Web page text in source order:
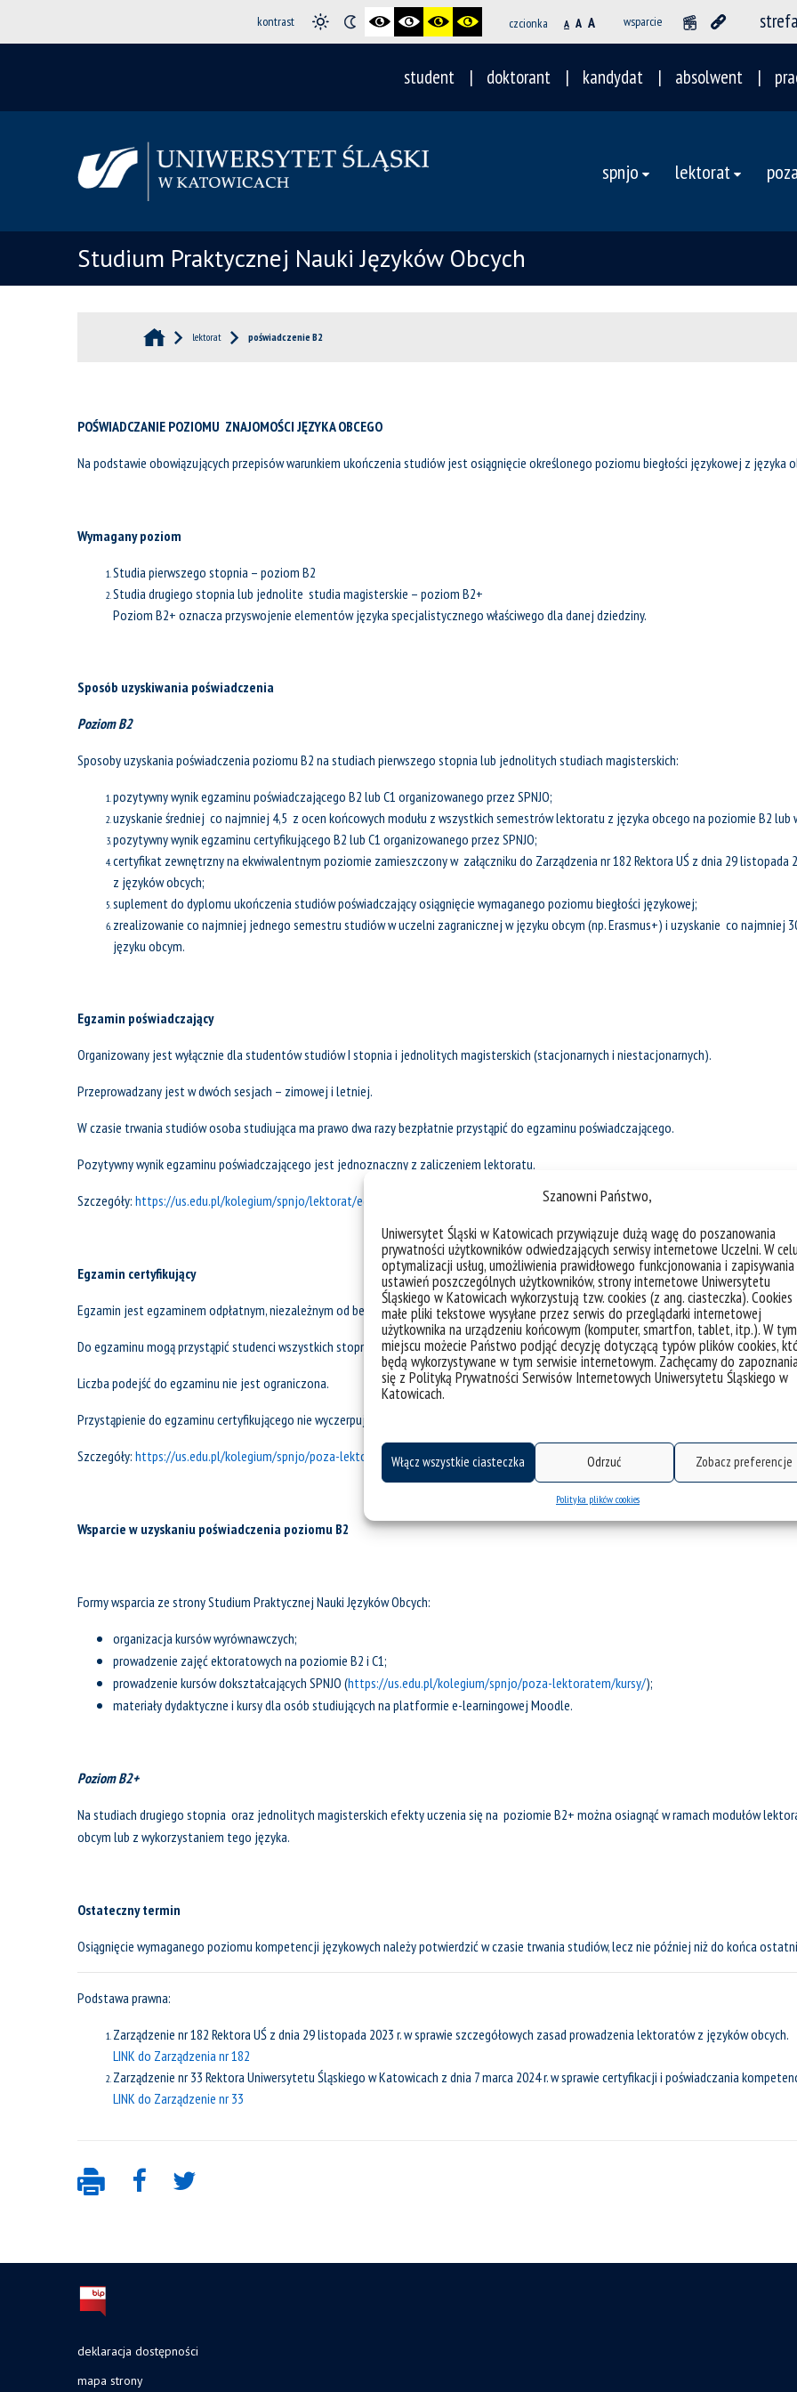
Szanowni Państwo,
Uniwersytet Śląski w Katowicach przywiązuje dużą wagę do poszanowania
prywatności użytkowników odwiedzających serwisy internetowe Uczelni. W
optymalizacji usług, umożliwienia prawidłowego funkcjonowania i zapisywania
ustawień poszczególnych użytkowników, strony internetowe Uniwersytetu
Śląskiego w Katowicach wykorzystują tzw. cookies (z ang. ciasteczka).
małe pliki tekstowe wysyłane przez serwis do przeglądarki internetowej
użytkownika na urządzeniu końcowym (komputer, smartfon, tablet, itp.). W tym
miejscu możecie Państwo podjąć decyzję dotyczącą typów plików cookies,
będą wykorzystywane w tym serwisie internetowym. Zachęcamy do
się z Polityką Prywatności Serwisów Internetowych Uniwersytetu Śląskiego w
Katowicach.
Włącz wszystkie ciasteczka Odrzuć Zobacz preferencje
Polityka plików cookies
kontrast czcionka A A A wsparcie
student doktorant kandydat absolwent
spnjo lektorat
Studium Praktycznej Nauki Języków Obcych
lektorat poświadczenie B2
POŚWIADCZANIE POZIOMU ZNAJOMOŚCI JĘZYKA OBCEGO
Na podstawie obowiązujących przepisów warunkiem ukończenia studiów jest osiągnięcie określonego poziomu biegłości językowej z języka
Wymagany poziom
Studia pierwszego stopnia – poziom B2
Studia drugiego stopnia lub jednolite studia magisterskie – poziom B2+
Poziom B2+ oznacza przyswojenie elementów języka specjalistycznego właściwego dla danej dziedziny.
Sposób uzyskiwania poświadczenia
Poziom B2
Sposoby uzyskania poświadczenia poziomu B2 na studiach pierwszego stopnia lub jednolitych studiach magisterskich:
pozytywny wynik egzaminu poświadczającego B2 lub C1 organizowanego przez SPNJO;
uzyskanie średniej co najmniej 4,5 z ocen końcowych modułu z wszystkich semestrów lektoratu z języka obcego na poziomie B2 lub
pozytywny wynik egzaminu certyfikującego B2 lub C1 organizowanego przez SPNJO;
certyfikat zewnętrzny na ekwiwalentnym poziomie zamieszczony w załączniku do Zarządzenia nr 182 Rektora UŚ z dnia 29 listopada
z języków obcych;
suplement do dyplomu ukończenia studiów poświadczający osiągnięcie wymaganego poziomu biegłości językowej;
zrealizowanie co najmniej jednego semestru studiów w uczelni zagranicznej w języku obcym (np. Erasmus+) i uzyskanie co najmniej
języku obcym.
Egzamin poświadczający
Organizowany jest wyłącznie dla studentów studiów I stopnia i jednolitych magisterskich (stacjonarnych i niestacjonarnych).
Przeprowadzany jest w dwóch sesjach – zimowej i letniej.
W czasie trwania studiów osoba studiująca ma prawo dwa razy bezpłatnie przystąpić do egzaminu poświadczającego.
Pozytywny wynik egzaminu poświadczającego jest jednoznaczny z zaliczeniem lektoratu.
Szczegóły: https://us.edu.pl/kolegium/spnjo/lektorat/egzaminy/egzamin-poswiadczajacy/
Egzamin certyfikujący
Egzamin jest egzaminem odpłatnym, niezależnym od bezpłatnego egzaminu poświadczającego.
Do egzaminu mogą przystąpić studenci wszystkich stopni i form studiów, na każdym etapie kształcenia.
Liczba podejść do egzaminu nie jest ograniczona.
Przystąpienie do egzaminu certyfikującego nie wyczerpuje puli dwóch bezpłatnych podejść do egzaminu poświadczającego.
Szczegóły: https://us.edu.pl/kolegium/spnjo/poza-lektoratem/certyfikaty/
Wsparcie w uzyskaniu poświadczenia poziomu B2
Formy wsparcia ze strony Studium Praktycznej Nauki Języków Obcych:
organizacja kursów wyrównawczych;
prowadzenie zajęć ektoratowych na poziomie B2 i C1;
prowadzenie kursów dokształcających SPNJO (https://us.edu.pl/kolegium/spnjo/poza-lektoratem/kursy/);
materiały dydaktyczne i kursy dla osób studiujących na platformie e-learningowej Moodle.
Poziom B2+
Na studiach drugiego stopnia oraz jednolitych magisterskich efekty uczenia się na poziomie B2+ można osiagnąć w ramach modułów
obcym lub z wykorzystaniem tego języka.
Ostateczny termin
Osiągnięcie wymaganego poziomu kompetencji językowych należy potwierdzić w czasie trwania studiów, lecz nie później niż do końca
Podstawa prawna:
Zarządzenie nr 182 Rektora UŚ z dnia 29 listopada 2023 r. w sprawie szczegółowych zasad prowadzenia lektoratów z języków obcych.
LINK do Zarządzenia nr 182
Zarządzenie nr 33 Rektora Uniwersytetu Śląskiego w Katowicach z dnia 7 marca 2024 r. w sprawie certyfikacji i poświadczania
LINK do Zarządzenie nr 33
deklaracja dostępności
mapa strony